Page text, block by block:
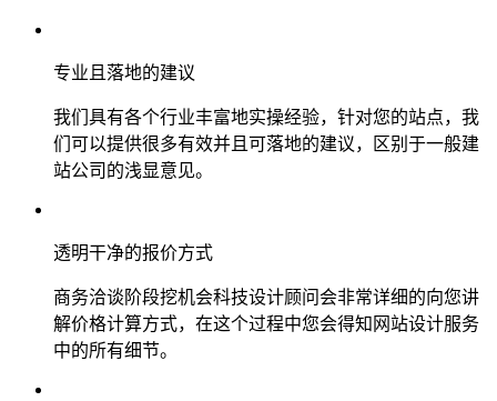
专业且落地的建议
我们具有各个行业丰富地实操经验，针对您的站点，我
们可以提供很多有效并且可落地的建议，区别于一般建
站公司的浅显意见。
透明干净的报价方式
商务洽谈阶段挖机会科技设计顾问会非常详细的向您讲
解价格计算方式，在这个过程中您会得知网站设计服务
中的所有细节。